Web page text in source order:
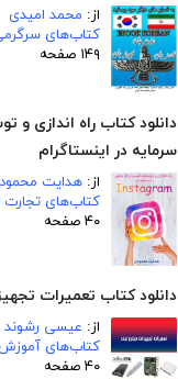
از: محمد امیدی
کتاب‌های
۱۴۹ صفحه
دانلود کتاب راه اندازی
سرمایه در اینستاگرام
از: هدایت
کتاب‌های تجارت
۴۰ صفحه
دانلود کتاب تعمیرات
از: عیسی رشوند
کتاب‌های
۴۰ صفحه